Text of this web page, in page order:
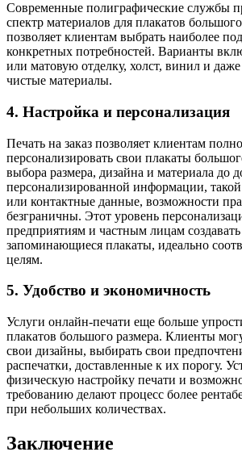
Современные полиграфические службы
спектр материалов для плакатов
позволяет клиентам выбрать наиболее
конкретных потребностей. Варианты
или матовую отделку, холст, винил и даже
чистые материалы.
4. Настройка и персонализация
Печать на заказ позволяет клиентам
персонализировать свои плакаты
выбора размера, дизайна и материала до
персонализированной информации,
или контактные данные, возможности
безграничны. Этот уровень
предприятиям и частным лицам
запоминающиеся плакаты, идеально
целям.
5. Удобство и экономичность
Услуги онлайн-печати еще больше
плакатов большого размера. Клиенты
свои дизайны, выбирать свои
распечатки, доставленные к их порогу.
физическую настройку печати и
требованию делают процесс более
при небольших количествах.
Заключение